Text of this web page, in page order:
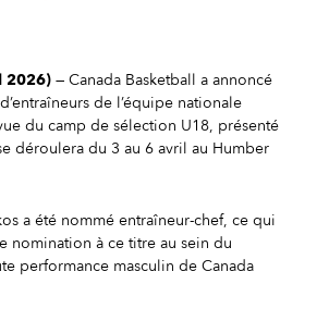
2026) — Canada Basketball a annoncé
de l’équipe nationale
du camp de sélection U18, présenté
déroulera du 3 au 6 avril au Humber
a été nommé entraîneur-chef, ce qui
nomination à ce titre au sein du
performance masculin de Canada